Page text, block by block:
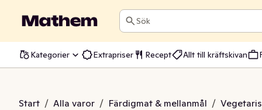
Sök
Kategorier Extrapriser Recept Allt till kräftskivan
Start / Alla varor / Färdigmat & mellanmål /
EKO